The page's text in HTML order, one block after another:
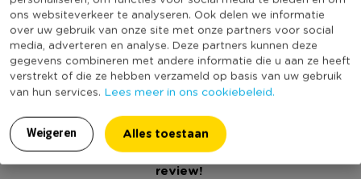
ons websiteverkeer te analyseren. Ook delen we informatie
over uw gebruik van onze site met onze partners voor social
media, adverteren en analyse. Deze partners kunnen deze
gegevens combineren met andere informatie die u aan ze heeft
verstrekt of die ze hebben verzameld op basis van uw gebruik
van hun services. Lees meer in ons cookiebeleid.
Weigeren Alles toestaan
Kleur
Multikleur
Vaatwasmachine bestendig
Ja
Duurzaamheidsscore
(Nog) geen score
bekend
Heb jij Ontbijtbord nova - groen - 20 cm? Schrijf een
review!